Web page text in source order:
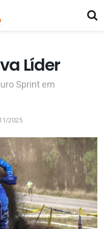
Líder
Sprint em
2025